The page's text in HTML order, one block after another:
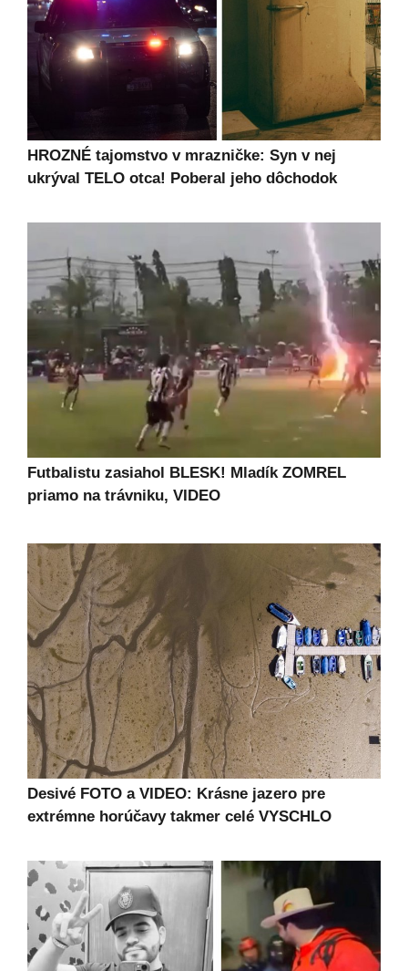
HROZNÉ tajomstvo v mrazničke: Syn v nej
ukrýval TELO otca! Poberal jeho dôchodok
Futbalistu zasiahol BLESK! Mladík ZOMREL
priamo na trávniku, VIDEO
Desivé FOTO a VIDEO: Krásne jazero pre
extrémne horúčavy takmer celé VYSCHLO